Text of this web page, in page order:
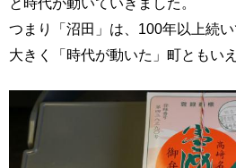
つまり「沼田」は、100年以上続
大きく「時代が動いた」町ともい